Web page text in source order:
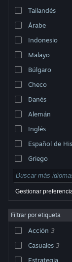
Ver versión clásica
© Valve Corporation. Todos
respectivos dueños en EE.
Acuerdo de Suscriptor a
Cookies
Tailandés
Árabe
Indonesio
Malayo
Búlgaro
Checo
Danés
Alemán
Inglés
Español de
Griego
Gestionar
Filtrar por etiqueta
Acción 3
Casuales 3
Estrategia